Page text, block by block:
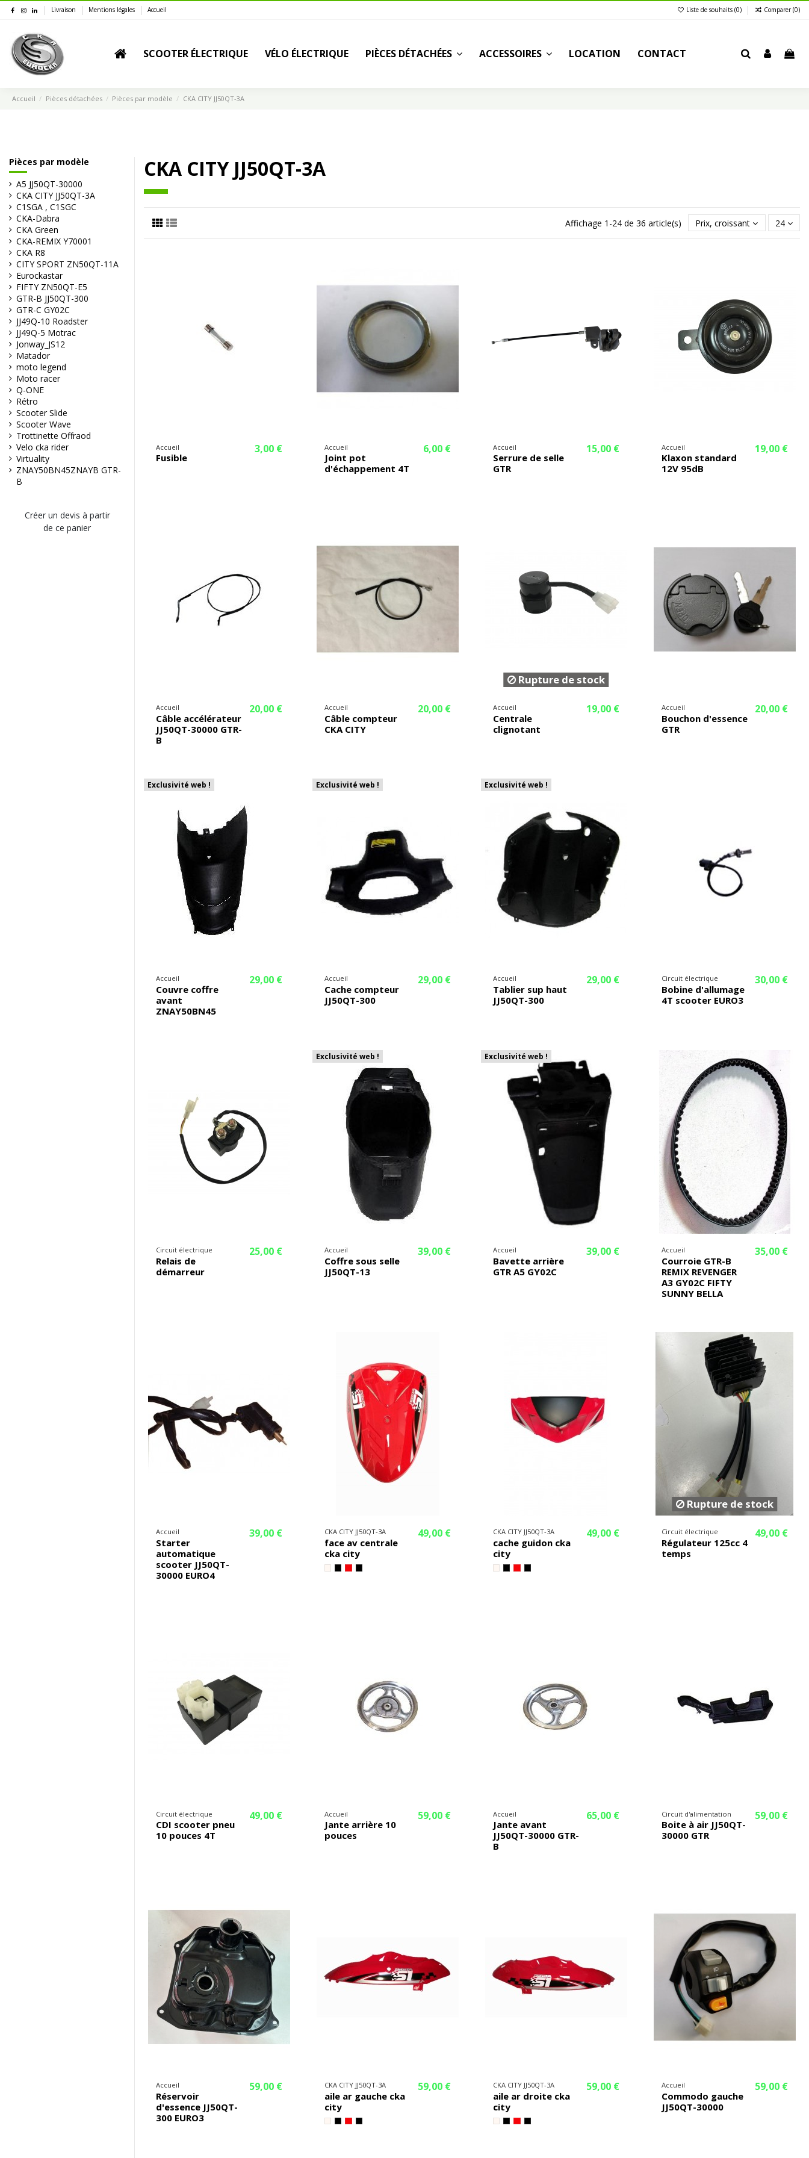
Livraison Mentions légales Accueil Liste de souhaits (0) Comparer (0)
SCOOTER ÉLECTRIQUE VÉLO ÉLECTRIQUE PIÈCES DÉTACHÉES ACCESSOIRES LOCATION CONTACT
Accueil Pièces détachées Pièces par modèle CKA CITY JJ50QT-3A
CKA CITY JJ50QT-3A
Affichage 1-24 de 36 article(s) Prix, croissant 24
Accueil
Fusible
3,00 € Accueil
Joint pot
d'échappement 4T
6,00 € Accueil
Serrure de selle
GTR
15,00 € Accueil
Klaxon standard
12V 95dB
19,00 €
Accueil
Câble accélérateur
JJ50QT-30000 GTR-
B
20,00 € Accueil
Câble compteur
CKA CITY
20,00 €
Rupture de stock
Accueil
Centrale
clignotant
19,00 € Accueil
Bouchon d'essence
GTR
20,00 €
Exclusivité web !
Accueil
Couvre coffre
avant
ZNAY50BN45
29,00 €
Exclusivité web !
Accueil
Cache compteur
JJ50QT-300
29,00 €
Exclusivité web !
Accueil
Tablier sup haut
JJ50QT-300
29,00 € Circuit électrique
Bobine d'allumage
4T scooter EURO3
30,00 €
Circuit électrique
Relais de
démarreur
25,00 €
Exclusivité web !
Accueil
Coffre sous selle
JJ50QT-13
39,00 €
Exclusivité web !
Accueil
Bavette arrière
GTR A5 GY02C
39,00 € Accueil
Courroie GTR-B
REMIX REVENGER
A3 GY02C FIFTY
SUNNY BELLA
35,00 €
Accueil
Starter
automatique
scooter JJ50QT-
30000 EURO4
39,00 € CKA CITY JJ50QT-3A
face av centrale
cka city
49,00 € CKA CITY JJ50QT-3A
cache guidon cka
city
49,00 €
Rupture de stock
Circuit électrique
Régulateur 125cc 4
temps
49,00 €
Circuit électrique
CDI scooter pneu
10 pouces 4T
49,00 € Accueil
Jante arrière 10
pouces
59,00 € Accueil
Jante avant
JJ50QT-30000 GTR-
B
65,00 € Circuit d'alimentation
Boite à air JJ50QT-
30000 GTR
59,00 €
Accueil
Réservoir
d'essence JJ50QT-
300 EURO3
59,00 € CKA CITY JJ50QT-3A
aile ar gauche cka
city
59,00 € CKA CITY JJ50QT-3A
aile ar droite cka
city
59,00 € Accueil
Commodo gauche
JJ50QT-30000
59,00 €
Pièces par modèle
A5 JJ50QT-30000
CKA CITY JJ50QT-3A
C1SGA , C1SGC
CKA-Dabra
CKA Green
CKA-REMIX Y70001
CKA R8
CITY SPORT ZN50QT-11A
Eurockastar
FIFTY ZN50QT-E5
GTR-B JJ50QT-300
GTR-C GY02C
JJ49Q-10 Roadster
JJ49Q-5 Motrac
Jonway_JS12
Matador
moto legend
Moto racer
Q-ONE
Rétro
Scooter Slide
Scooter Wave
Trottinette Offraod
Velo cka rider
Virtuality
ZNAY50BN45ZNAYB GTR-
B
Créer un devis à partir
de ce panier